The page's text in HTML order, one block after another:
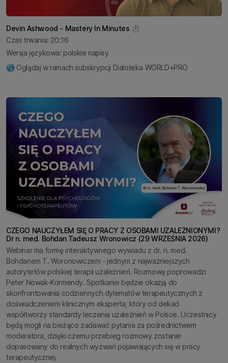
Devin Ashwood - Mastery In Minutes ⏱️
Czas trwania: 20:16
Wersja językowa: polskie napisy
🌎 Oglądaj w ramach subskrypcji Dialoteka WORLD+PRO
CZEGO NAUCZYŁEM SIĘ O PRACY Z OSOBAMI UZALEŻNIONYMI?
Dr n. med. Bohdan Tadeusz Wronowicz (29 WRZEŚNIA 2026)
Webinar ma formę interaktywnego wywiadu z dr. n. med.
Bohdanem T. Woronowiczem - jednym z najważniejszych
autorytetów polskiej terapii uzależnień. Rozmowę poprowadzi
Peter Nowak-Kormendy. Spotkanie będzie okazją do
skonfrontowania codziennych dylematów terapeutycznych z
doświadczeniem klinicznym eksperta, który od dekad
współtworzy standardy leczenia uzależnień w Polsce. Uczestnicy
będą mogli na bieżąco zadawać pytania za pośrednictwem
moderatora, dzięki czemu przebieg rozmowy zostanie
dopasowany do realnych wyzwań pojawiających się w pracy
terapeutycznej.